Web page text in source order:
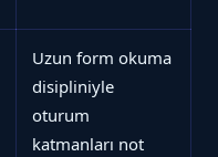
Uzun form okuma
disipliniyle
oturum
katmanları not